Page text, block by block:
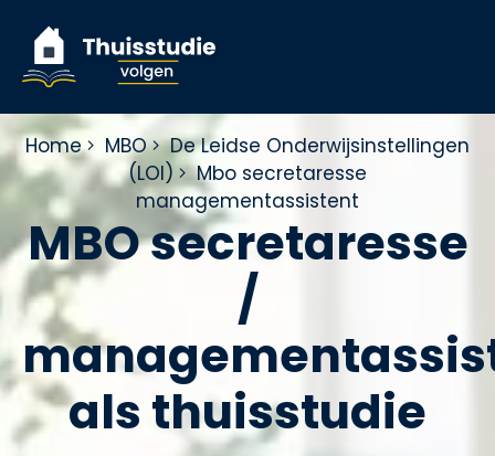
Home MBO
De Leidse Onderwijsinstellingen
(LOI)
Mbo secretaresse
managementassistent
MBO secretaresse
/
als thuisstudie